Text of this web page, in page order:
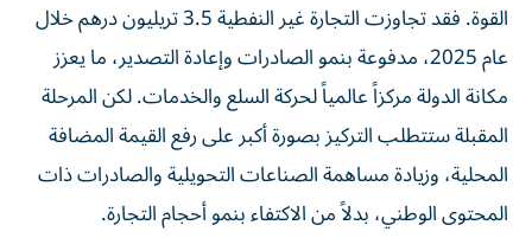
القوة. فقد تجاوزت التجارة غير النفطية 3.5 تريليون درهم خلال
عام 2025، مدفوعة بنمو الصادرات وإعادة التصدير، ما يعزز
مكانة الدولة مركزاً عالمياً لحركة السلع والخدمات. لكن المرحلة
المقبلة ستتطلب التركيز بصورة أكبر على رفع القيمة المضافة
المحلية، وزيادة مساهمة الصناعات التحويلية والصادرات ذات
المحتوى الوطني، بدلاً من الاكتفاء بنمو أحجام التجارة.